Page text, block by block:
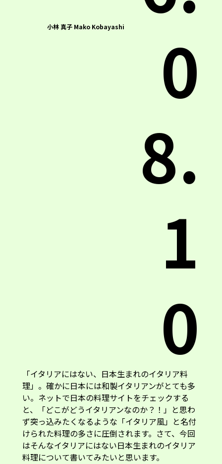
小林 真子 Mako Kobayashi
0
8.
1
0
「イタリアにはない、日本生まれのイタリア料
理」。確かに日本には和製イタリアンがとても多
い。ネットで日本の料理サイトをチェックする
と、「どこがどうイタリアンなのか？！」と思わ
ず突っ込みたくなるような「イタリア風」と名付
けられた料理の多さに圧倒されます。さて、今回
はそんなイタリアにはない日本生まれのイタリア
料理について書いてみたいと思います。